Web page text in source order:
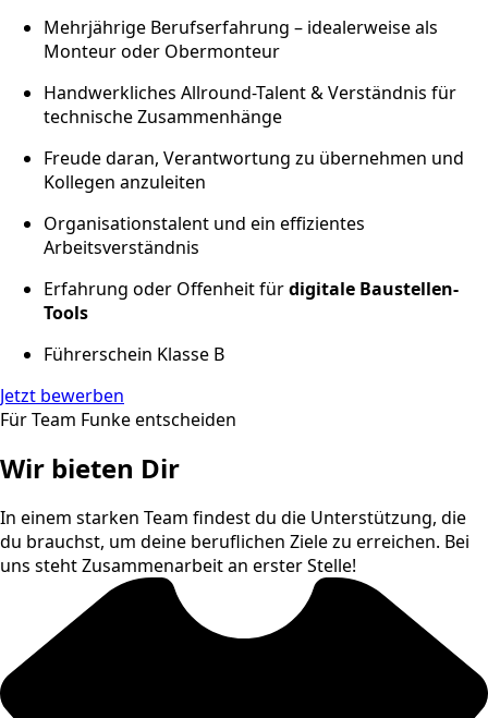
Mehrjährige Berufserfahrung – idealerweise als
Monteur oder Obermonteur
Handwerkliches Allround-Talent & Verständnis für
technische Zusammenhänge
Freude daran, Verantwortung zu übernehmen und
Kollegen anzuleiten
Organisationstalent und ein effizientes
Arbeitsverständnis
Erfahrung oder Offenheit fürdigitale Baustellen-
Tools
Führerschein Klasse B
Jetzt bewerben
Für Team Funke entscheiden
Wir bieten Dir
In einem starken Team findest du die Unterstützung, die
du brauchst, um deine beruflichen Ziele zu erreichen. Bei
uns steht Zusammenarbeit an erster Stelle!